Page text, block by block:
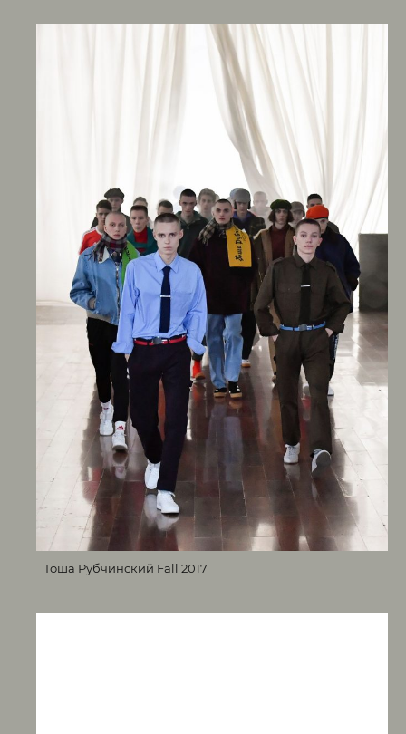
Гоша Рубчинский Fall 2017